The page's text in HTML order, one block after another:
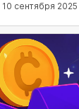
10 сентября 2025